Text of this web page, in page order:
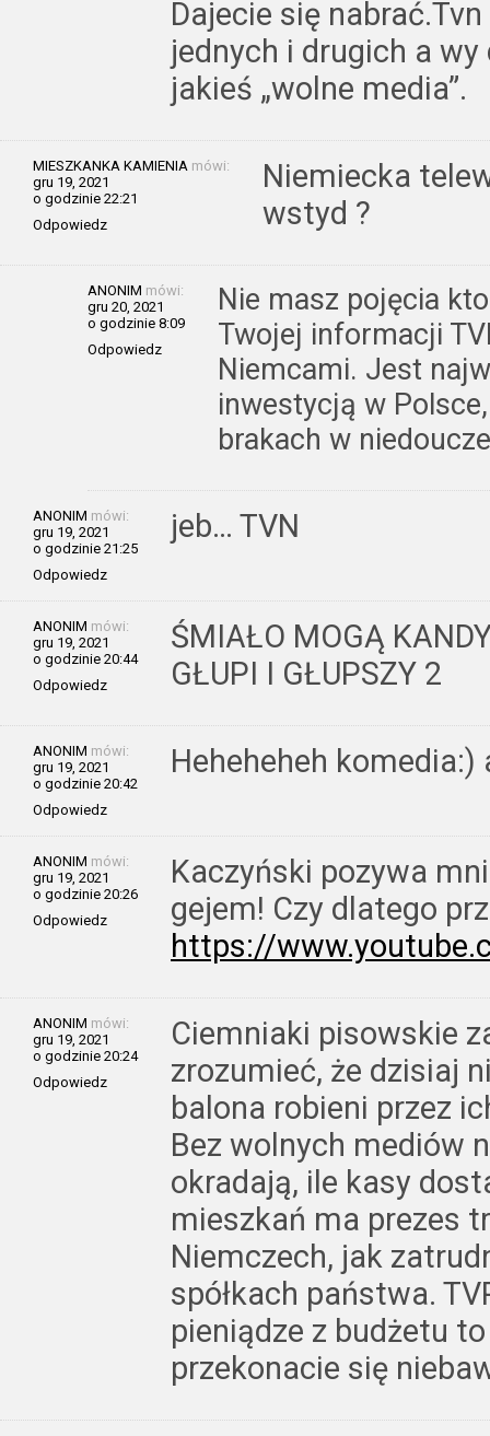
Dajecie się
jednych i drugich a
jakieś „wolne media”.
MIESZKANKA KAMIENIA mówi:
gru 19, 2021
o godzinie 22:21
Odpowiedz
Niemiecka
wstyd ?
ANONIM mówi:
gru 20, 2021
o godzinie 8:09
Odpowiedz
Nie masz pojęcia
Twojej informacji
Niemcami. Jest
inwestycją w
brakach w
ANONIM mówi:
gru 19, 2021
o godzinie 21:25
Odpowiedz
jeb… TVN
ANONIM mówi:
gru 19, 2021
o godzinie 20:44
Odpowiedz
ŚMIAŁO MOGĄ
GŁUPI I GŁUPSZY 2
ANONIM mówi:
gru 19, 2021
o godzinie 20:42
Odpowiedz
Heheheheh komedia:)
ANONIM mówi:
gru 19, 2021
o godzinie 20:26
Odpowiedz
Kaczyński pozywa
gejem! Czy dlatego
https://
ANONIM mówi:
gru 19, 2021
o godzinie 20:24
Odpowiedz
Ciemniaki pisowskie
zrozumieć, że dzisiaj
balona robieni przez
Bez wolnych mediów
okradają, ile kasy
mieszkań ma prezes
Niemczech, jak
spółkach państwa.
pieniądze z budżetu
przekonacie się